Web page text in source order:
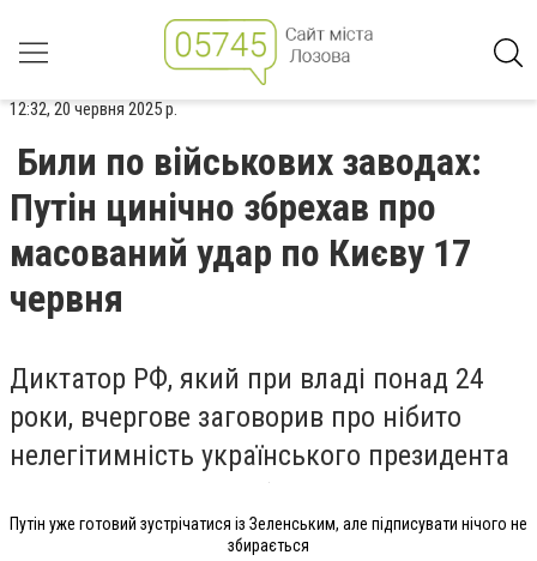
12:32, 20 червня 2025 р.
Били по військових заводах:
Путін цинічно збрехав про
масований удар по Києву 17
червня
Диктатор РФ, який при владі понад 24
роки, вчергове заговорив про нібито
нелегітимність українського президента
Путін уже готовий зустрічатися із Зеленським, але підписувати нічого не
збирається